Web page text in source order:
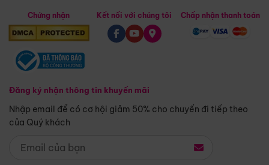
Chứng nhận
Đăng ký nhận thông tin khuyến mãi
Nhập email để có cơ hội giảm 50% cho chuyến đi tiếp theo
của Quý khách
Kết nối với chúng tôi Chấp nhận thanh toán